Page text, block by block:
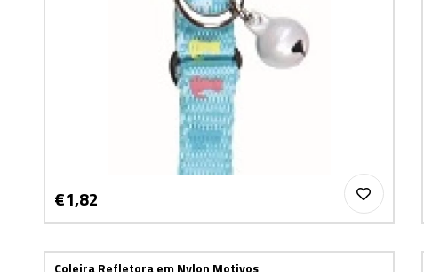
€1,82
Coleira Refletora em Nylon Motivos